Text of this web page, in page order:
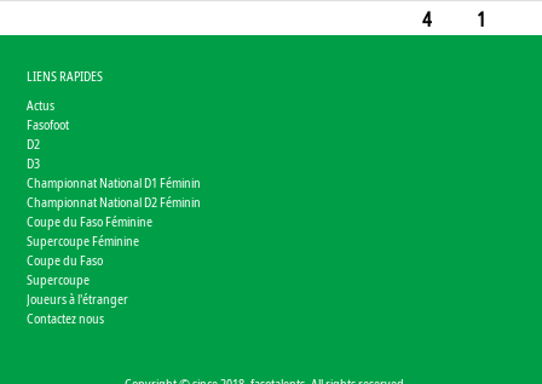
764
1
LIENS RAPIDES
Actus
Fasofoot
D2
D3
Championnat National D1 Féminin
Championnat National D2 Féminin
Coupe du Faso Féminine
Supercoupe Féminine
Coupe du Faso
Supercoupe
Joueurs à l'étranger
Contactez nous